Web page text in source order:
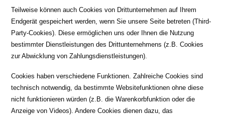
Teilweise können auch Cookies von Drittunternehmen auf Ihrem
Endgerät gespeichert werden, wenn Sie unsere Seite betreten (Third-
Party-Cookies). Diese ermöglichen uns oder Ihnen die Nutzung
bestimmter Dienstleistungen des Drittunternehmens (z.B. Cookies
zur Abwicklung von Zahlungsdienstleistungen).
Cookies haben verschiedene Funktionen. Zahlreiche Cookies sind
technisch notwendig, da bestimmte Websitefunktionen ohne diese
nicht funktionieren würden (z.B. die Warenkorbfunktion oder die
Anzeige von Videos). Andere Cookies dienen dazu, das